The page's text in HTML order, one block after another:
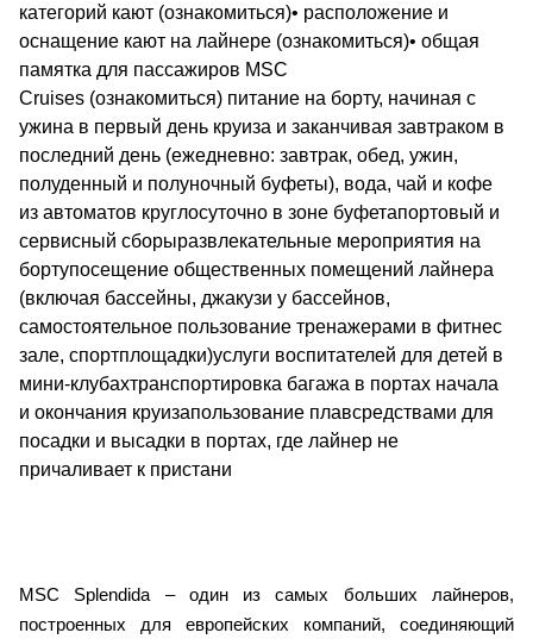
MSC Splendida – один из самых больших лайнеров,
построенных для европейских компаний, соединяющий
категорий кают (ознакомиться)• расположение и
оснащение кают на лайнере (ознакомиться)• общая
памятка для пассажиров MSC
Cruises (ознакомиться) питание на борту, начиная с
ужина в первый день круиза и заканчивая завтраком в
последний день (ежедневно: завтрак, обед, ужин,
полуденный и полуночный буфеты), вода, чай и кофе
из автоматов круглосуточно в зоне буфетапортовый и
сервисный сборыразвлекательные мероприятия на
бортупосещение общественных помещений лайнера
(включая бассейны, джакузи у бассейнов,
самостоятельное пользование тренажерами в фитнес
зале, спортплощадки)услуги воспитателей для детей в
мини-клубахтранспортировка багажа в портах начала
и окончания круизапользование плавсредствами для
посадки и высадки в портах, где лайнер не
причаливает к пристани